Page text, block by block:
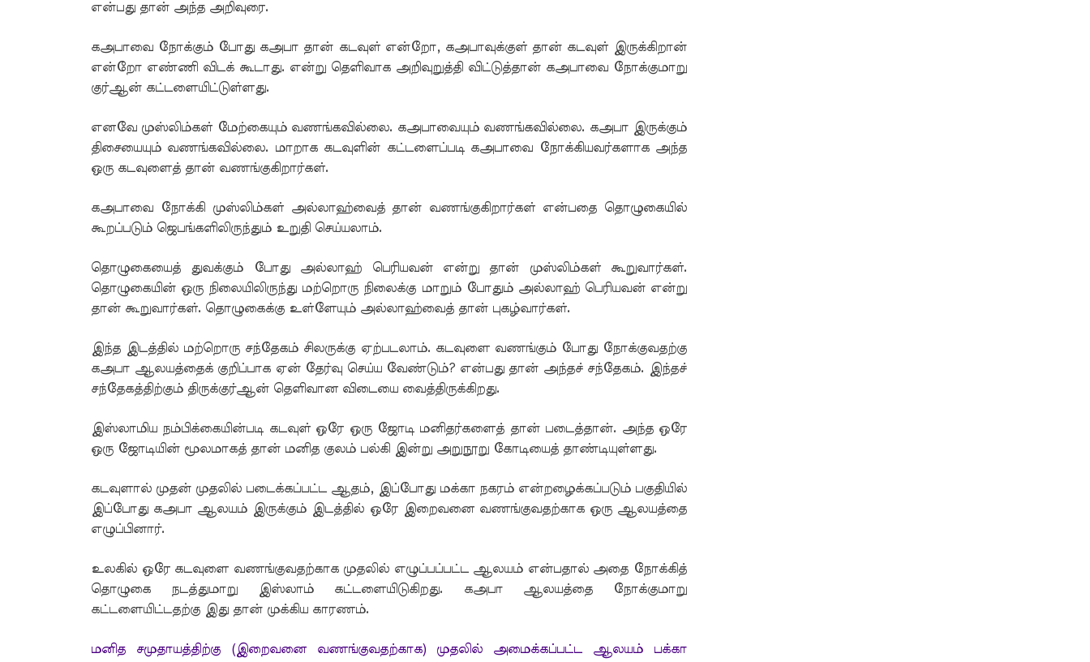
என்பது தான் அந்த அறிவுரை.
கஅபாவை நோக்கும் போது கஅபா தான் கடவுள் என்றோ, கஅபாவுக்குள் தான் கடவுள் இருக்கிறான்
என்றோ எண்ணி விடக் கூடாது. என்று தெளிவாக அறிவுறுத்தி விட்டுத்தான் கஅபாவை நோக்குமாறு
குர்ஆன் கட்டளையிட்டுள்ளது.
எனவே முஸ்லிம்கள் மேற்கையும் வணங்கவில்லை. கஅபாவையும் வணங்கவில்லை. கஅபா இருக்கும்
திசையையும் வணங்கவில்லை. மாறாக கடவுளின் கட்டளைப்படி கஅபாவை நோக்கியவர்களாக அந்த
ஒரு கடவுளைத் தான் வணங்குகிறார்கள்.
கஅபாவை நோக்கி முஸ்லிம்கள் அல்லாஹ்வைத் தான் வணங்குகிறார்கள் என்பதை தொழுகையில்
கூறப்படும் ஜெபங்களிலிருந்தும் உறுதி செய்யலாம்.
தொழுகையைத் துவக்கும் போது அல்லாஹ் பெரியவன் என்று தான் முஸ்லிம்கள் கூறுவார்கள்.
தொழுகையின் ஒரு நிலையிலிருந்து மற்றொரு நிலைக்கு மாறும் போதும் அல்லாஹ் பெரியவன் என்று
தான் கூறுவார்கள். தொழுகைக்கு உள்ளேயும் அல்லாஹ்வைத் தான் புகழ்வார்கள்.
இந்த இடத்தில் மற்றொரு சந்தேகம் சிலருக்கு ஏற்படலாம். கடவுளை வணங்கும் போது நோக்குவதற்கு
கஅபா ஆலயத்தைக் குறிப்பாக ஏன் தேர்வு செய்ய வேண்டும்? என்பது தான் அந்தச் சந்தேகம். இந்தச்
சந்தேகத்திற்கும் திருக்குர்ஆன் தெளிவான விடையை வைத்திருக்கிறது.
இஸ்லாமிய நம்பிக்கையின்படி கடவுள் ஒரே ஒரு ஜோடி மனிதர்களைத் தான் படைத்தான். அந்த ஒரே
ஒரு ஜோடியின் மூலமாகத் தான் மனித குலம் பல்கி இன்று அறுநூறு கோடியைத் தாண்டியுள்ளது.
கடவுளால் முதன் முதலில் படைக்கப்பட்ட ஆதம், இப்போது மக்கா நகரம் என்றழைக்கப்படும் பகுதியில்
இப்போது கஅபா ஆலயம் இருக்கும் இடத்தில் ஒரே இறைவனை வணங்குவதற்காக ஒரு ஆலயத்தை
எழுப்பினார்.
உலகில் ஒரே கடவுளை வணங்குவதற்காக முதலில் எழுப்பப்பட்ட ஆலயம் என்பதால் அதை நோக்கித்
தொழுகை நடத்துமாறு இஸ்லாம் கட்டளையிடுகிறது. கஅபா ஆலயத்தை நோக்குமாறு
கட்டளையிட்டதற்கு இது தான் முக்கிய காரணம்.
மனித சமுதாயத்திற்கு (இறைவனை வணங்குவதற்காக) முதலில் அமைக்கப்பட்ட ஆலயம் பக்கா